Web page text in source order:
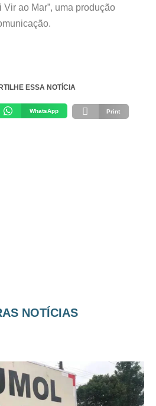
Vir ao Mar”, uma produção
ESSA NOTÍCIA
WhatsApp Print
NOTÍCIAS